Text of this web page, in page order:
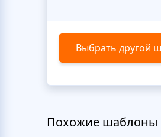
Выбрать другой
Похожие шаблоны